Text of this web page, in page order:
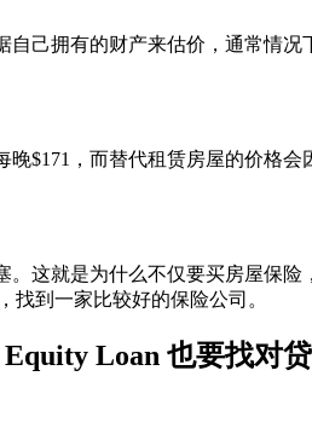
己拥有的财产来估价，通常情
$171，而替代租赁房屋的价格
这就是为什么不仅要买房屋保
找到一家比较好的保险公司。
Loan 也要找对